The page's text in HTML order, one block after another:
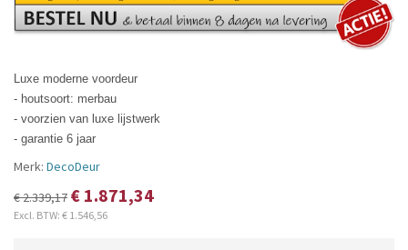
Luxe moderne voordeur
- houtsoort: merbau
- voorzien van luxe lijstwerk
- garantie 6 jaar
Merk: DecoDeur
€ 2.339,17 € 1.871,34
Excl. BTW: € 1.546,56